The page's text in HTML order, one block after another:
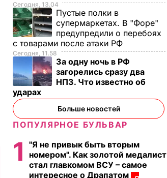
Сегодня, 13.04
Пустые полки в
супермаркетах. В "Форе"
предупредили о перебоях
с товарами после атаки РФ
Сегодня, 11.58
За одну ночь в РФ
загорелись сразу два
НПЗ. Что известно об
ударах
Больше новостей
ПОПУЛЯРНОЕ БУЛЬВАР
1
"Я не привык быть вторым
номером". Как золотой медалист
стал главкомом ВСУ – самое
интересное о Драпатом